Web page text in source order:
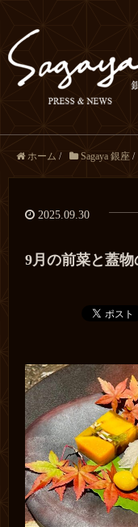
ホーム / Sagaya 銀座 /
2025.09.30
9月の前菜と蓋